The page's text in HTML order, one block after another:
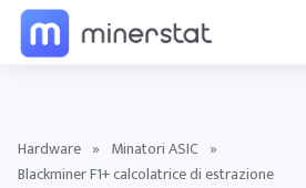
Hardware » Minatori ASIC »
Blackminer F1+ calcolatrice di estrazione